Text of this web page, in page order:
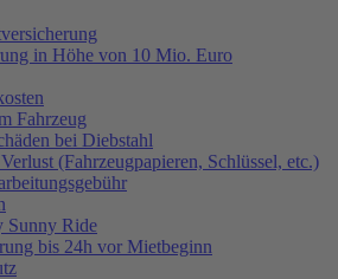
in Höhe von 10 Mio. Euro
Fahrzeug
bei Diebstahl
(Fahrzeugpapieren, Schlüssel, etc.)
Sunny Ride
bis 24h vor Mietbeginn